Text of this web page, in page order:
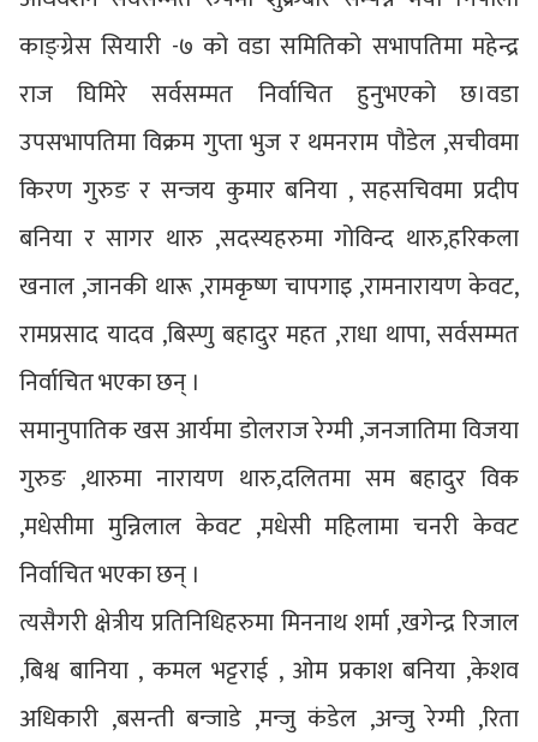
काङ्ग्रेस सियारी -७ को वडा समितिको सभापतिमा महेन्द्र
राज घिमिरे सर्वसम्मत निर्वाचित हुनुभएको छ।वडा
उपसभापतिमा विक्रम गुप्ता भुज र थमनराम पौडेल ,सचीवमा
किरण गुरुङ र सन्जय कुमार बनिया , सहसचिवमा प्रदीप
बनिया र सागर थारु ,सदस्यहरुमा गोविन्द थारु,हरिकला
खनाल ,जानकी थारू ,रामकृष्ण चापगाइ ,रामनारायण केवट,
रामप्रसाद यादव ,बिस्णु बहादुर महत ,राधा थापा, सर्वसम्मत
निर्वाचित भएका छन् ।
समानुपातिक खस आर्यमा डोलराज रेग्मी ,जनजातिमा विजया
गुरुङ ,थारुमा नारायण थारु,दलितमा सम बहादुर विक
,मधेसीमा मुन्निलाल केवट ,मधेसी महिलामा चनरी केवट
निर्वाचित भएका छन् ।
त्यसैगरी क्षेत्रीय प्रतिनिधिहरुमा मिननाथ शर्मा ,खगेन्द्र रिजाल
,बिश्व बानिया , कमल भट्टराई , ओम प्रकाश बनिया ,केशव
अधिकारी ,बसन्ती बन्जाडे ,मन्जु कंडेल ,अन्जु रेग्मी ,रिता